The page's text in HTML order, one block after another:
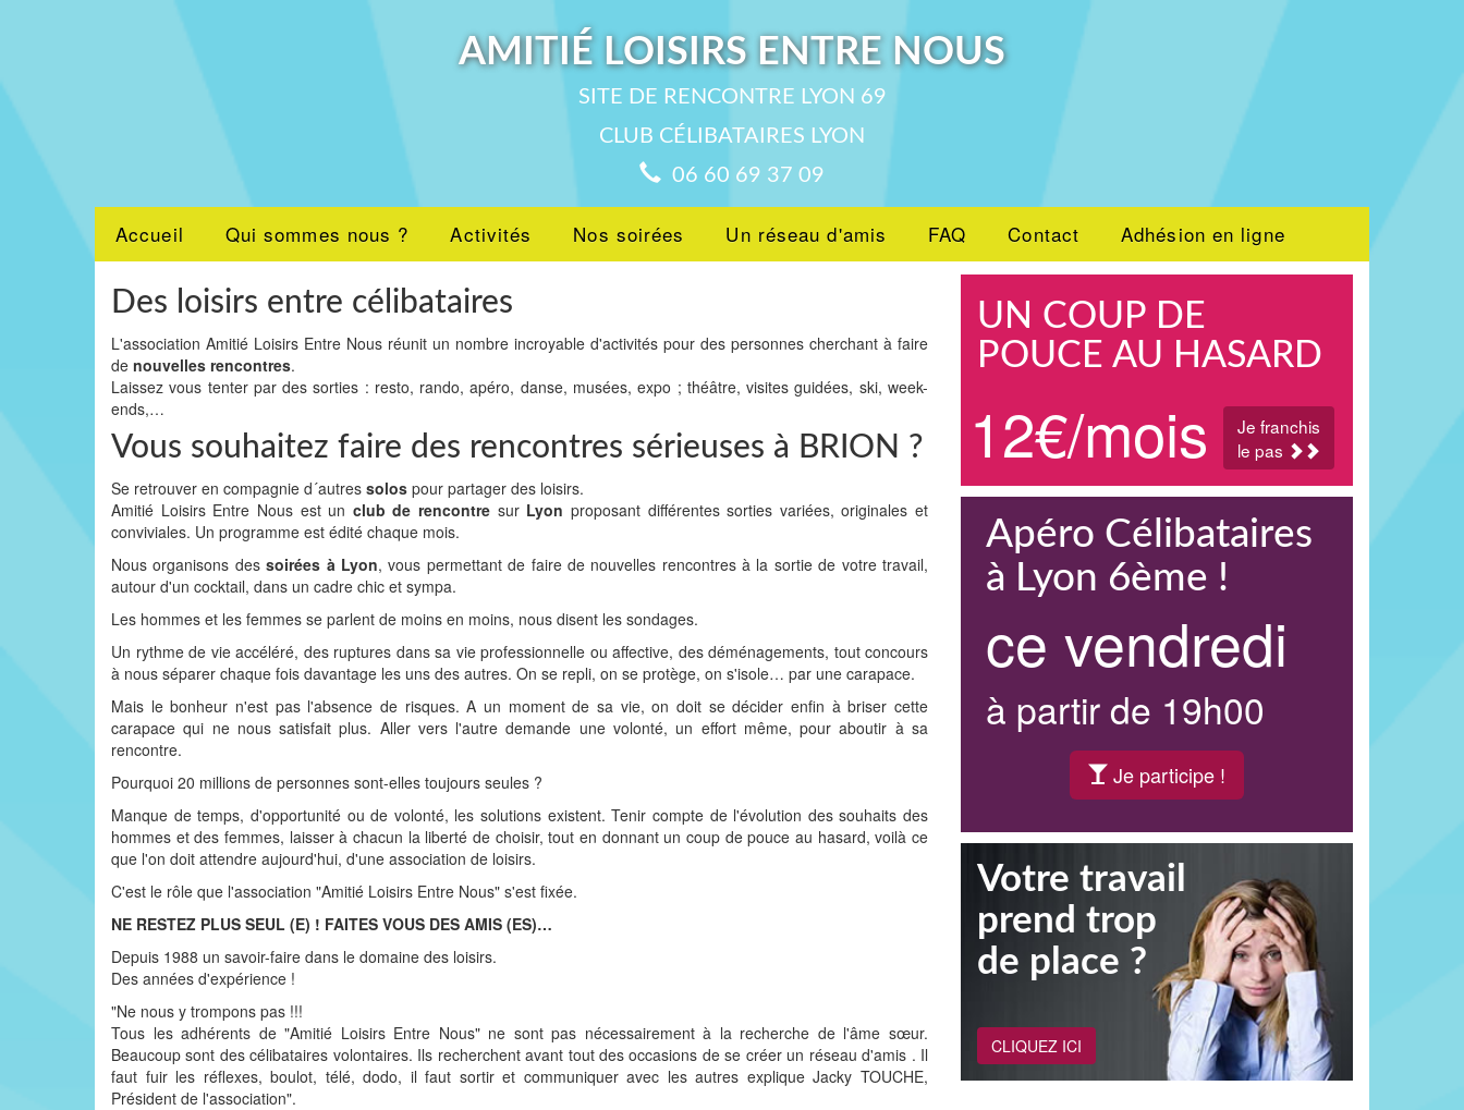
AMITIÉ LOISIRS ENTRE NOUS
SITE DE RENCONTRE LYON 69
CLUB CÉLIBATAIRES LYON
06 60 69 37 09
Accueil Qui sommes nous ? Activités Nos soirées Un réseau d'amis FAQ Contact Adhésion en ligne
Des loisirs entre célibataires
L'association Amitié Loisirs Entre Nous réunit un nombre incroyable d'activités pour des personnes cherchant à faire
de nouvelles rencontres.
Laissez vous tenter par des sorties : resto, rando, apéro, danse, musées, expo ; théâtre, visites guidées, ski, week-
ends,…
Vous souhaitez faire des rencontres sérieuses à BRION ?
Se retrouver en compagnie d´autres solos pour partager des loisirs.
Amitié Loisirs Entre Nous est un club de rencontre sur Lyon proposant différentes sorties variées, originales et
conviviales. Un programme est édité chaque mois.
Nous organisons dessoirées à Lyon, vous permettant de faire de nouvelles rencontres à la sortie de votre travail,
autour d'un cocktail, dans un cadre chic et sympa.
Les hommes et les femmes se parlent de moins en moins, nous disent les sondages.
Un rythme de vie accéléré, des ruptures dans sa vie professionnelle ou affective, des déménagements, tout concours
à nous séparer chaque fois davantage les uns des autres. On se repli, on se protège, on s'isole… par une carapace.
Mais le bonheur n'est pas l'absence de risques. A un moment de sa vie, on doit se décider enfin à briser cette
carapace qui ne nous satisfait plus. Aller vers l'autre demande une volonté, un effort même, pour aboutir à sa
rencontre.
Pourquoi 20 millions de personnes sont-elles toujours seules ?
Manque de temps, d'opportunité ou de volonté, les solutions existent. Tenir compte de l'évolution des souhaits des
hommes et des femmes, laisser à chacun la liberté de choisir, tout en donnant un coup de pouce au hasard, voilà ce
que l'on doit attendre aujourd'hui, d'une association de loisirs.
C'est le rôle que l'association "Amitié Loisirs Entre Nous" s'est fixée.
NE RESTEZ PLUS SEUL (E) ! FAITES VOUS DES AMIS (ES)…
Depuis 1988 un savoir-faire dans le domaine des loisirs.
Des années d'expérience !
"Ne nous y trompons pas !!!
Tous les adhérents de "Amitié Loisirs Entre Nous" ne sont pas nécessairement à la recherche de l'âme sœur.
Beaucoup sont des célibataires volontaires. Ils recherchent avant tout des occasions de se créer un réseau d'amis . Il
faut fuir les réflexes, boulot, télé, dodo, il faut sortir et communiquer avec les autres explique Jacky TOUCHE,
Président de l'association".
UN COUP DE
POUCE AU HASARD
12€/mois
Je franchis
le pas
Apéro Célibataires
à Lyon 6ème !
ce vendredi
à partir de 19h00
Je participe !
Votre travail
prend trop
de place ?
CLIQUEZ ICI